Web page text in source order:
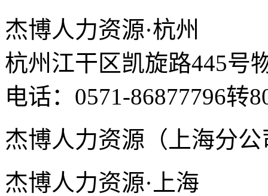
杰博人力资源·杭州
杭州江干区凯旋路445号
电话：0571-86877796转
杰博人力资源（上海分公
杰博人力资源·上海